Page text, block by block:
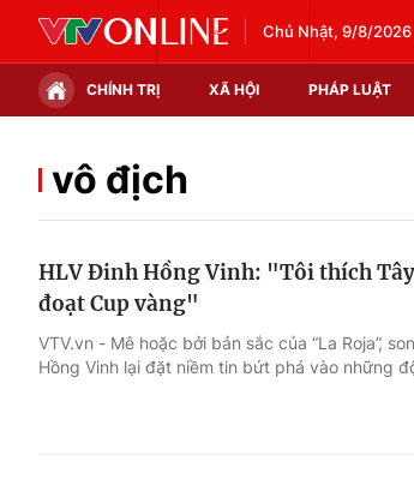
Chủ Nhật, 9/8/2026
CHÍNH TRỊ XÃ HỘI PHÁP LUẬT
Chính trị
Tin tức
Thế giới đó đây
Câu chuyện quốc tế
Thị
Góc
vô địch
HLV Đinh Hồng Vinh: "Tôi thích
đoạt Cup vàng"
VTV.vn - Mê hoặc bởi bản sắc của “La Roja”,
Hồng Vinh lại đặt niềm tin bứt phá vào những